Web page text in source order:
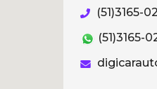
(51)3165-
(51)3165-